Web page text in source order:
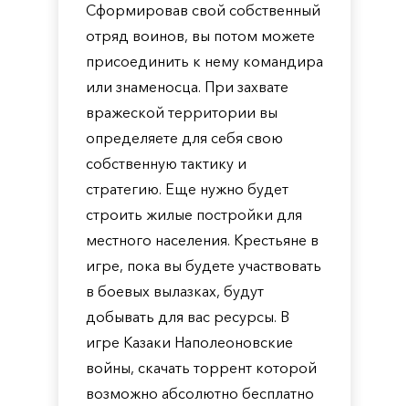
Сформировав свой собственный
отряд воинов, вы потом можете
присоединить к нему командира
или знаменосца. При захвате
вражеской территории вы
определяете для себя свою
собственную тактику и
стратегию. Еще нужно будет
строить жилые постройки для
местного населения. Крестьяне в
игре, пока вы будете участвовать
в боевых вылазках, будут
добывать для вас ресурсы. В
игре Казаки Наполеоновские
войны, скачать торрент которой
возможно абсолютно бесплатно